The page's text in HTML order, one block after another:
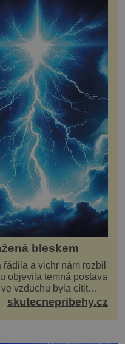
i kosmetickou
Například
týdenní zimní roman
bleskem
a vichr nám rozbil
objevila temná postava
vzduchu byla cítit
se opřel ví...
skutecnepribehy.cz